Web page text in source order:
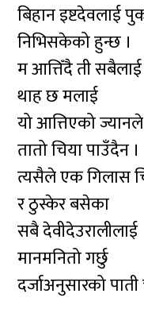
बिहान इष्टदेवलाई
निभिसकेको हुन्छ ।
म आत्तिँदै ती
थाह छ मलाई
यो आत्तिएको
तातो चिया पाउँदैन ।
त्यसैले एक गिलास
र ठुस्केर बसेका
सबै देवीदेउरालीलाई
मानमनितो गर्छु
दर्जाअनुसारको